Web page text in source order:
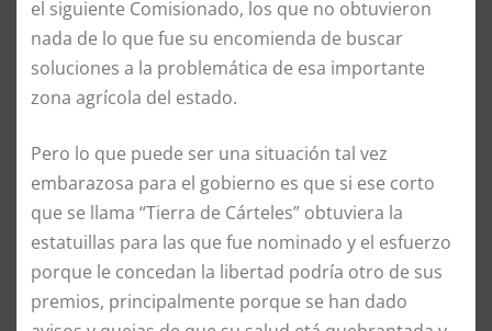
el siguiente Comisionado, los que no obtuvieron
nada de lo que fue su encomienda de buscar
soluciones a la problemática de esa importante
zona agrícola del estado.
Pero lo que puede ser una situación tal vez
embarazosa para el gobierno es que si ese corto
que se llama “Tierra de Cárteles” obtuviera la
estatuillas para las que fue nominado y el esfuerzo
porque le concedan la libertad podría otro de sus
premios, principalmente porque se han dado